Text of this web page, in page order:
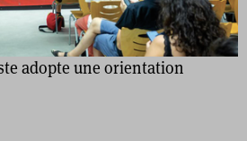
adopte une orientation